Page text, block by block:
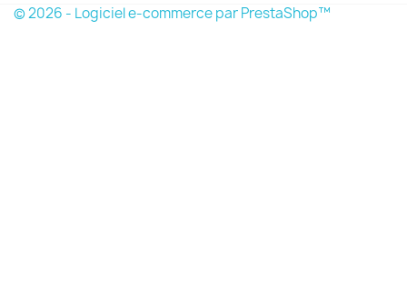
© 2026 - Logiciel e-commerce par PrestaShop™